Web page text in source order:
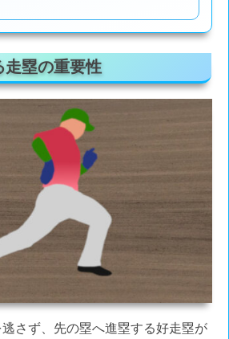
走塁の重要性
さず、先の塁へ進塁する好走塁が